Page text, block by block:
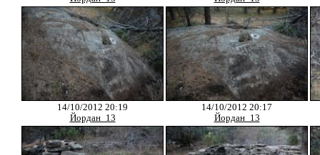
14/10/2012 20:19
Йордан_13
14/10/2012 20:17
Йордан_13